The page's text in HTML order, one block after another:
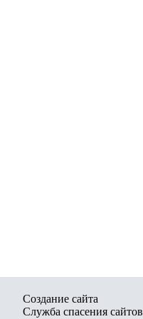
Создание сайта
Служба спасения сайтов